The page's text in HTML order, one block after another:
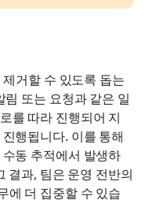
또는 요청과 같은 일
를 따라 진행되어 지
행됩니다. 이를 통해
동 추적에서 발생하
결과, 팀은 운영 전반의
에 더 집중할 수 있습